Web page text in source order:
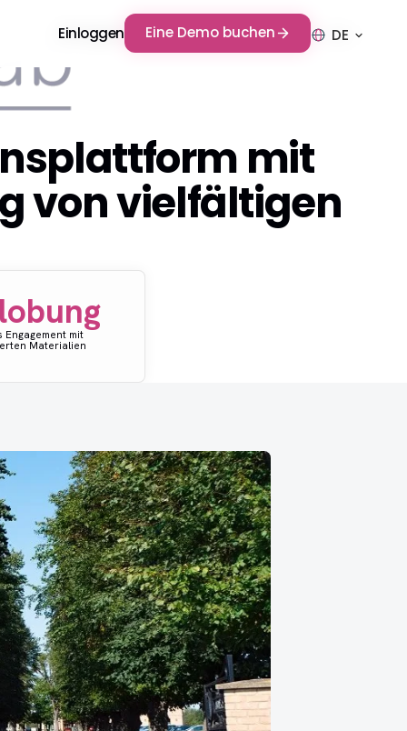
Einloggen Eine Demo buchen DE
mit
von vielfältigen
Engagement mit
Materialien
Einloggen Eine Demo buchen DE